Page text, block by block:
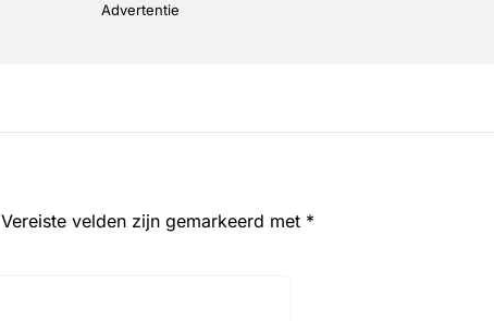
Advertentie
Vereiste velden zijn gemarkeerd met *